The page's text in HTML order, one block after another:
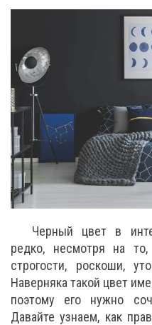
Черный цвет в
редко, несмотря на
строгости, роскоши,
Наверняка такой цвет
поэтому его нужно
Давайте узнаем, как